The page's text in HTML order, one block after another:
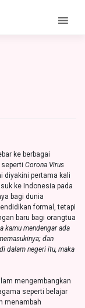
ke berbagai
Corona Virus
diyakini pertama kali
ke Indonesia pada
bagi dunia
formal, tetapi
baru bagi orangtua
kamu mendengar ada
dan
dalam negeri itu, maka
mengembangkan
seperti belajar
menambah